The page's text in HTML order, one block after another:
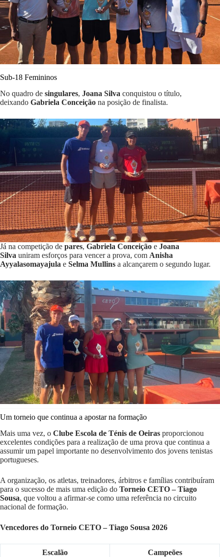
Sub-18 Femininos
No quadro de singulares, Joana Silva conquistou o título,
deixando Gabriela Conceição na posição de finalista.
Já na competição de pares, Gabriela Conceição e Joana
Silva uniram esforços para vencer a prova, com Anisha
Ayyalasomayajula e Selma Mullins a alcançarem o segundo lugar.
Um torneio que continua a apostar na formação
Mais uma vez, o Clube Escola de Ténis de Oeiras proporcionou
excelentes condições para a realização de uma prova que continua a
assumir um papel importante no desenvolvimento dos jovens tenistas
portugueses.
A organização, os atletas, treinadores, árbitros e famílias contribuíram
para o sucesso de mais uma edição do Torneio CETO – Tiago
Sousa, que voltou a afirmar-se como uma referência no circuito
nacional de formação.
Vencedores do Torneio CETO – Tiago Sousa 2026
Escalão Campeões